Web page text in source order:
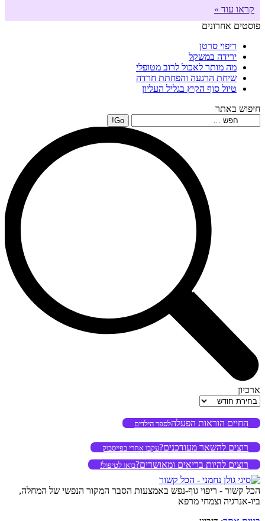
קראו עוד »
פוסטים אחרונים
ריפוי סרטן
ירידה במשקל
מה מותר לאכול לרוב מטופלי
שיחת הרגעה והפחתת חרדה
טיול סוף הקיץ בגליל העליון
חיפוש באתר
Search:
ארכיון
ארכיון
החיים הוראות הפעלהלספר הילדים
רוצים להשאר מעודכנים?עקבו אחרי בפייסבוק
רוצים להיות בריאים ומאושרים?בואו לטיפול!
הכל קשור - ריפוי גוף-נפש באמצעות הסבר המקור הנפשי של המחלה,
ביו-אנרגיה וצמחי מרפא